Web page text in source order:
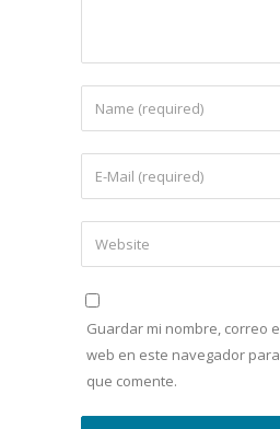
Guardar mi nombre, correo
web en este navegador
que comente.